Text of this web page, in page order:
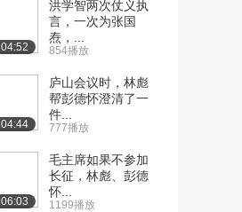
04:52
洪学智两次仗义执
言，一次为张国
焘，...
854播放
04:44
庐山会议时，林彪
帮彭德怀澄清了一
件...
777播放
06:03
毛主席如果不参加
长征，林彪、彭德
怀...
1199播放